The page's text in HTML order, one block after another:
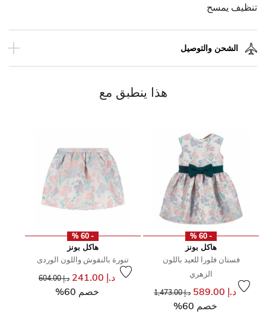
تنظيف يمسح
الشحن والتوصيل
هذا ينطبق مع
- 60 %
هاكل بونز
فستان فلورا للعيد باللون
الزهري
د.إ 589.00 سعر مخفض من د.إ 1,473.00
خصم 60%
- 60 %
هاكل بونز
تنورة بالنقوش واللون الوردى
د.إ 241.00 د.إ 604.00
خصم 60%